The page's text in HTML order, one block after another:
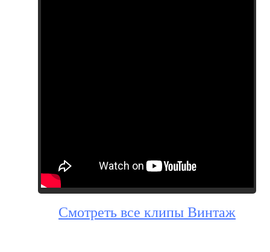
Смотреть все клипы Винтаж